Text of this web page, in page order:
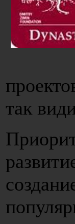
так